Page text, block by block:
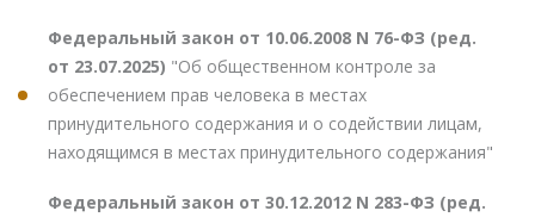
Федеральный закон от 10.06.2008 N 76-ФЗ (ред.
от 23.07.2025) "Об общественном контроле за
обеспечением прав человека в местах
принудительного содержания и о содействии лицам,
находящимся в местах принудительного содержания"
Федеральный закон от 30.12.2012 N 283-ФЗ (ред.